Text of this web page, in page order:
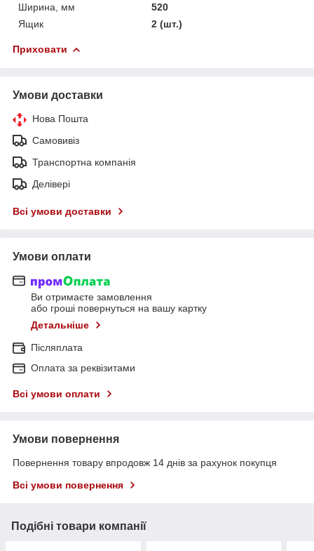
Ширина, мм
520
Ящик
2 (шт.)
Приховати
Умови доставки
Нова Пошта
Самовивіз
Транспортна компанія
Делівері
Всі умови доставки
Умови оплати
Ви отримаєте замовлення
або гроші повернуться на вашу картку
Детальніше
Післяплата
Оплата за реквізитами
Всі умови оплати
Умови повернення
Повернення товару впродовж 14 днів за рахунок покупця
Всі умови повернення
Подібні товари компанії